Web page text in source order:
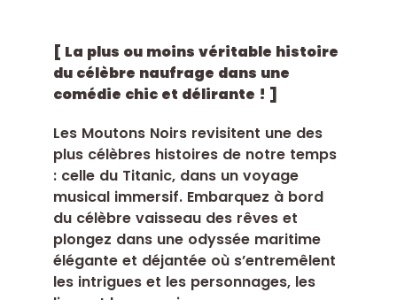
[ La plus ou moins véritable histoire
du célèbre naufrage dans une
comédie chic et délirante ! ]
Les Moutons Noirs revisitent une des
plus célèbres histoires de notre temps
: celle du Titanic, dans un voyage
musical immersif. Embarquez à bord
du célèbre vaisseau des rêves et
plongez dans une odyssée maritime
élégante et déjantée où s’entremêlent
les intrigues et les personnages, les